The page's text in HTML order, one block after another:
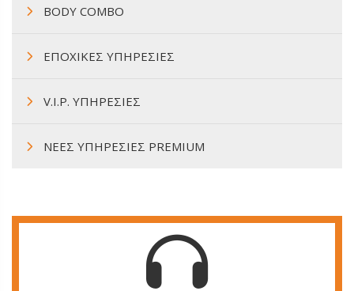
BODY COMBO
ΕΠΟΧΙΚΕΣ ΥΠΗΡΕΣΙΕΣ
V.I.P. ΥΠΗΡΕΣΙΕΣ
ΝΕΕΣ ΥΠΗΡΕΣΙΕΣ PREMIUM